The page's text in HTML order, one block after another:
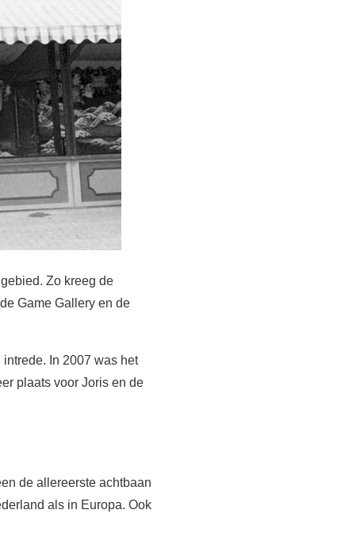
Zo kreeg de
Game Gallery en de
In 2007 was het
plaats voor Joris en de
de allereerste achtbaan
als in Europa. Ook